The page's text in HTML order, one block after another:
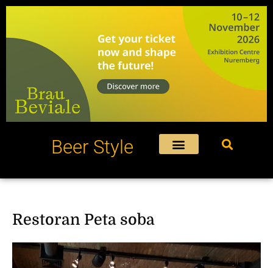
Пређи
садржај
Beer Style
Restoran Peta soba